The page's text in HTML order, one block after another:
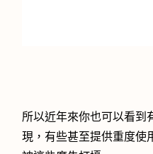
所以近年來你也可以看到
現，有些甚至提供重度使